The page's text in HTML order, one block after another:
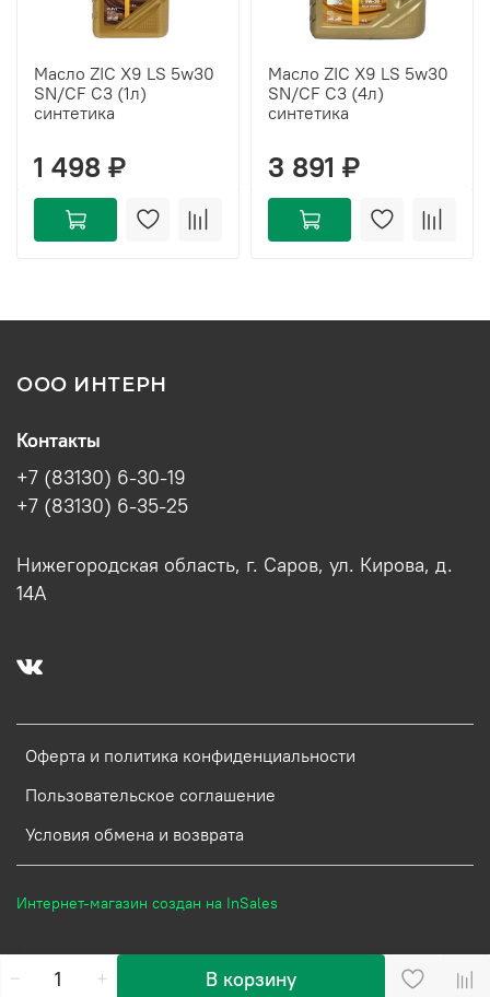
В корзину
Масло ZIC X9 LS 5w30
SN/CF C3 (1л)
синтетика
1 498 ₽
Масло ZIC X9 LS 5w30
SN/CF C3 (4л)
синтетика
3 891 ₽
ООО ИНТЕРН
Оферта и политика конфиденциальности
Пользовательское соглашение
Условия обмена и возврата
Контакты
+7 (83130) 6-30-19
+7 (83130) 6-35-25
Нижегородская область, г. Саров, ул. Кирова, д.
14А
Интернет-магазин создан на InSales